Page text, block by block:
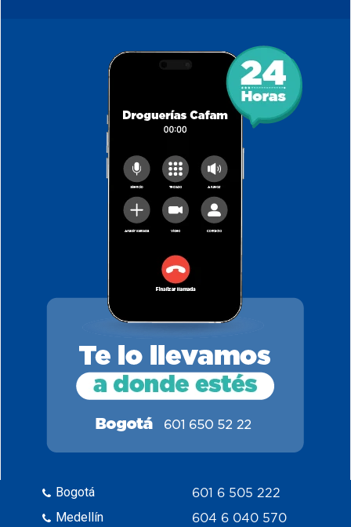
Bogotá
Medellín
601 6 505 222
604 6 040 570